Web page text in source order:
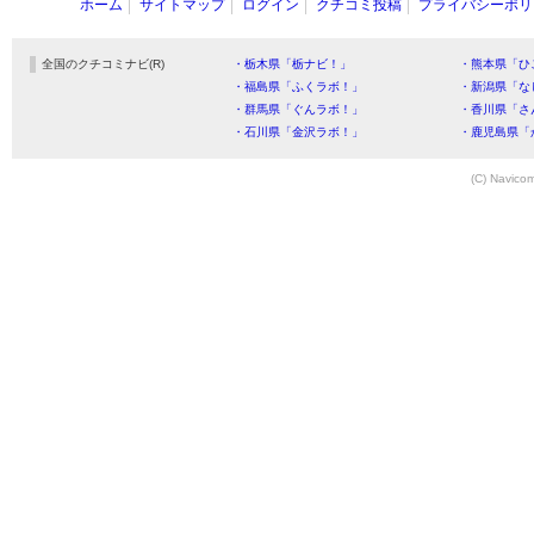
ホーム サイトマップ ログイン クチコミ投稿 プライバシーポ
全国のクチコミナビ(R) ・栃木県「栃ナビ！」
・熊本県「
・福島県「ふくラボ！」
・新潟県「
・群馬県「ぐんラボ！」
・香川県「
・石川県「金沢ラボ！」
・鹿児島県
(C)